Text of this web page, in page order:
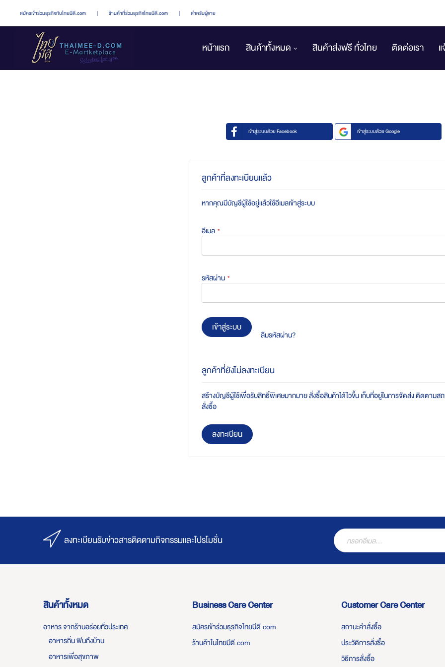
สมัครเข้าร่วมธุรกิจกับไทยมีดี.com | ร้านค้าที่ร่วมธุรกิจไทยมีดี.com | สำหรับผู้ขาย
หน้าแรก สินค้าทั้งหมด สินค้าส่งฟรี ทั่วไทย ติดต่อเรา
เข้าสู่ระบบด้วย Facebook เข้าสู่ระบบด้วย Google
ลูกค้าที่ลงทะเบียนแล้ว
หากคุณมีบัญชีผู้ใช้อยู่แล้วใช้อีเมลเข้าสู่ระบบ
อีเมล
รหัสผ่าน
เข้าสู่ระบบ
ลืมรหัสผ่าน?
ลูกค้าที่ยังไม่ลงทะเบียน
สร้างบัญชีผู้ใช้เพื่อรับสิทธิ์พิเศษมากมาย สั่งซื้อสินค้าได้ไวขึ้น เก็บที่อยู่ในการจัดส่ง ติดตามส
สั่งซื้อ
ลงทะเบียน
ลงทะเบียนรับข่าวสารติดตามกิจกรรมและโปรโมชั่น
สินค้าทั้งหมด
อาหาร จากร้านอร่อยทั่วประเทศ
อาหารถิ่น ฟินถึงบ้าน
อาหารเพื่อสุขภาพ
Business Care Center
สมัครเข้าร่วมธุรกิจไทยมีดี.com
ร้านค้าในไทยมีดี.com
Customer Care Center
สถานะคำสั่งซื้อ
ประวัติการสั่งซื้อ
วิธีการสั่งซื้อ